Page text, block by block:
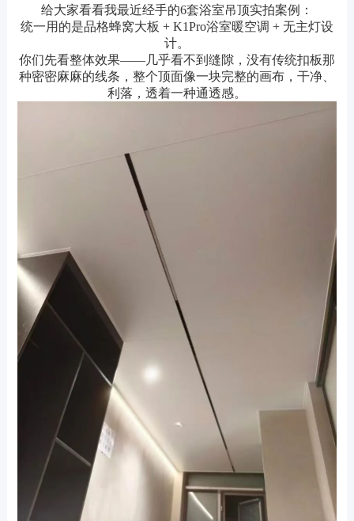
给大家看看我最近经手的6套浴室吊顶实拍案例：
统一用的是品格蜂窝大板 + K1Pro浴室暖空调 + 无主灯设
计。
你们先看整体效果——几乎看不到缝隙，没有传统扣板那
种密密麻麻的线条，整个顶面像一块完整的画布，干净、
利落，透着一种通透感。